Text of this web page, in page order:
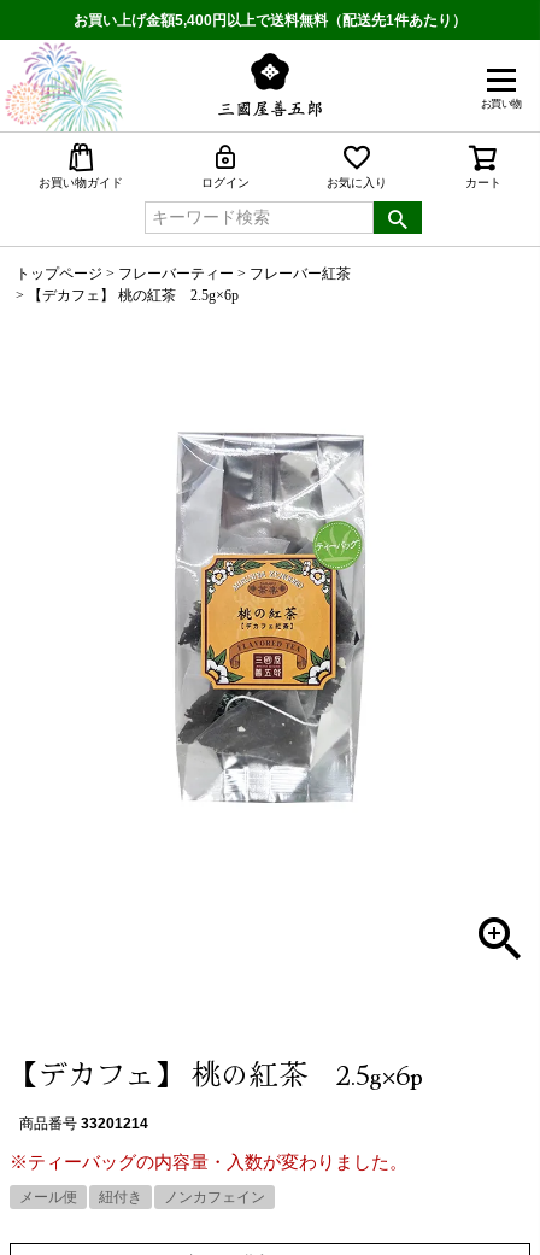
お買い上げ金額5,400円以上で送料無料（配送先1件あたり）
お買い物
お買い物ガイド ログイン お気に入り カート
トップページ フレーバーティー
フレーバー紅茶
【デカフェ】 桃の紅茶 2.5g×6p
【デカフェ】 桃の紅茶 2.5g×6p
商品番号 33201214
※ティーバッグの内容量・入数が変わりました。
メール便 紐付き ノンカフェイン